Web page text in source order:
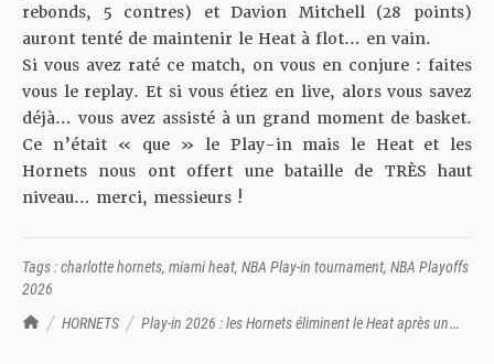
TrashTalk Actu NBA
HORNETS
Play-in 2026 : les Hornets éliminent le Heat après un
rebonds, 5 contres) et Davion Mitchell (28 points)
auront tenté de maintenir le Heat à flot… en vain.
Si vous avez raté ce match, on vous en conjure : faites
vous le replay. Et si vous étiez en live, alors vous savez
déjà… vous avez assisté à un grand moment de basket.
Ce n’était « que » le Play-in mais le Heat et les
Hornets nous ont offert une bataille de TRÈS haut
niveau… merci, messieurs !
Tags :charlotte hornets, miami heat, NBA Play-in tournament, NBA Playoffs
2026